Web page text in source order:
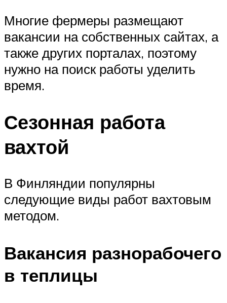
Многие фермеры размещают
вакансии на собственных сайтах, а
также других порталах, поэтому
нужно на поиск работы уделить
время.
Сезонная работа
вахтой
В Финляндии популярны
следующие виды работ вахтовым
методом.
Вакансия разнорабочего
в теплицы